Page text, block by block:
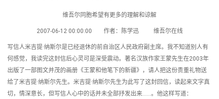
维吾尔同胞希望有更多的理解和谅解
2007-06-12 00:00:00 作者：陈学迅 维吾尔在线
写信人米吉提·纳斯尔是已经退休的前自治区人民政府副主席。我不知道别人有
何感觉，我读完这封信后心灵可是深受震动。著名汉族作家王蒙先生在2003年
出版了一部图文并茂的画册《王蒙和他笔下的新疆》，请人把这份贵重礼物送
给了米吉提·纳斯尔先生。米吉提·纳斯尔先生为此写了这封回信，读起来文字真
切，情深意长，但写信人心中的话并未全部抒发出来……。他这样写道：